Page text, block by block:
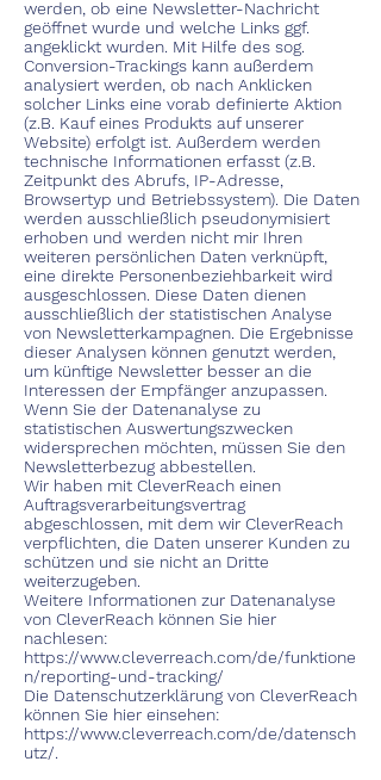
werden, ob eine Newsletter-Nachricht
geöffnet wurde und welche Links ggf.
angeklickt wurden. Mit Hilfe des sog.
Conversion-Trackings kann außerdem
analysiert werden, ob nach Anklicken
solcher Links eine vorab definierte Aktion
(z.B. Kauf eines Produkts auf unserer
Website) erfolgt ist. Außerdem werden
technische Informationen erfasst (z.B.
Zeitpunkt des Abrufs, IP-Adresse,
Browsertyp und Betriebssystem). Die Daten
werden ausschließlich pseudonymisiert
erhoben und werden nicht mir Ihren
weiteren persönlichen Daten verknüpft,
eine direkte Personenbeziehbarkeit wird
ausgeschlossen. Diese Daten dienen
ausschließlich der statistischen Analyse
von Newsletterkampagnen. Die Ergebnisse
dieser Analysen können genutzt werden,
um künftige Newsletter besser an die
Interessen der Empfänger anzupassen.
Wenn Sie der Datenanalyse zu
statistischen Auswertungszwecken
widersprechen möchten, müssen Sie den
Newsletterbezug abbestellen.
Wir haben mit CleverReach einen
Auftragsverarbeitungsvertrag
abgeschlossen, mit dem wir CleverReach
verpflichten, die Daten unserer Kunden zu
schützen und sie nicht an Dritte
weiterzugeben.
Weitere Informationen zur Datenanalyse
von CleverReach können Sie hier
nachlesen:
https://www.cleverreach.com/de/funktione
n/reporting-und-tracking/
Die Datenschutzerklärung von CleverReach
können Sie hier einsehen:
https://www.cleverreach.com/de/datensch
utz/.